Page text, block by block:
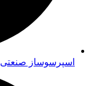
اسپرسوساز صنعتی